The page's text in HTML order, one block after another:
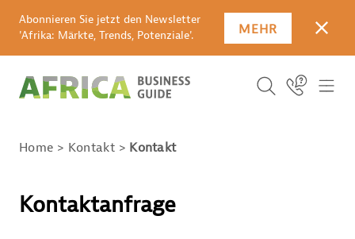
Abonnieren Sie jetzt den Newsletter
'Afrika: Märkte, Trends, Potenziale'.
MEHR
ICON
Suchbegriff
SUCHEN
Icon Link
Home Kontakt Kontakt
Kontaktanfrage